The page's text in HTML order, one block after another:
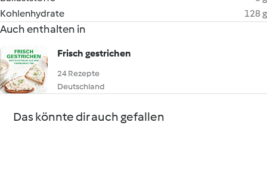
Kohlenhydrate
128 g
Auch enthalten in
Frisch gestrichen
24 Rezepte
Deutschland
Das könnte dir auch gefallen